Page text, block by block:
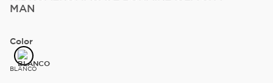
MAN
Color
BLANCO